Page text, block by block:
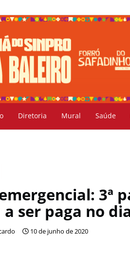
Diretoria Mural Saúde
3ª
a ser paga no
10 de junho de 2020